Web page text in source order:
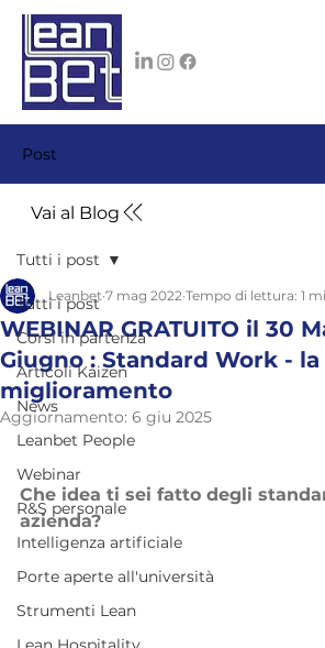
Post
Vai al Blog
Tutti i post
Corsi in partenza
Articoli Kaizen
News
Leanbet People
Webinar
R&S personale
Intelligenza artificiale
Porte aperte all'università
Strumenti Lean
Tutti i post
WEBINAR GRATUITO il 30
Giugno : Standard Work -
miglioramento
Leanbet 7 mag 2022 Tempo di lettura: 1
Aggiornamento: 6 giu 2025
Che idea ti sei fatto degli
azienda?